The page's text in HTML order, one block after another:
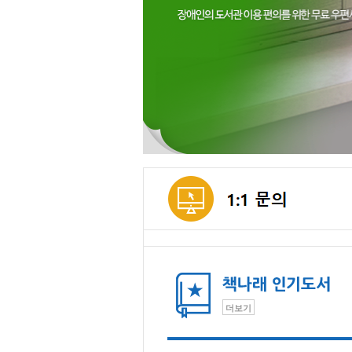
메인컨텐츠
더보기